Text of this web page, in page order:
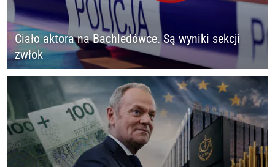
Ciało aktora na Bachledówce. Są wyniki sekcji
zwłok